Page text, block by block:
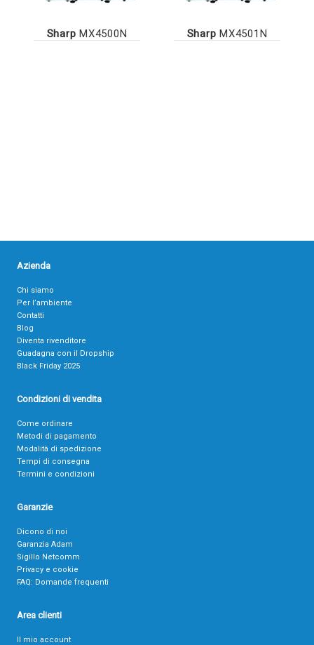
Sharp MX4500N Sharp MX4501N
Azienda
Chi siamo
Per l’ambiente
Contatti
Blog
Diventa rivenditore
Guadagna con il Dropship
Black Friday 2025
Condizioni di vendita
Come ordinare
Metodi di pagamento
Modalità di spedizione
Tempi di consegna
Termini e condizioni
Garanzie
Dicono di noi
Garanzia Adam
Sigillo Netcomm
Privacy e cookie
FAQ: Domande frequenti
Area clienti
Il mio account